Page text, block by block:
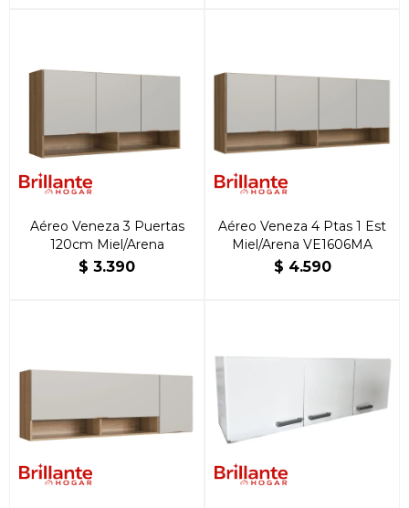
Aéreo Veneza 3 Puertas
120cm Miel/Arena
$ 3.390
Aéreo Veneza 4 Ptas 1 Est
Miel/Arena VE1606MA
$ 4.590